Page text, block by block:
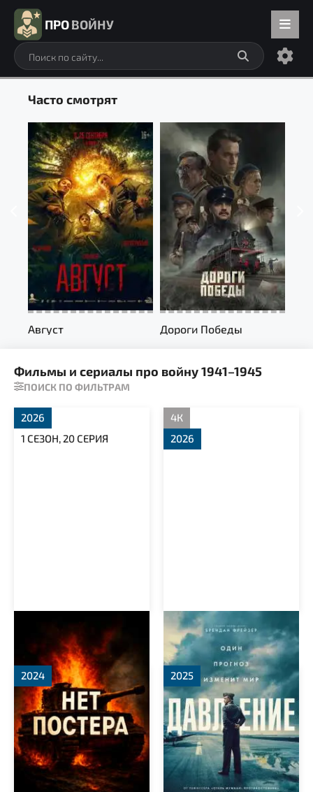
ПРОВОЙНУ
Часто смотрят
Август Дороги Победы
Фильмы и сериалы про войну 1941–1945
ПОИСК ПО ФИЛЬТРАМ
Вторая мировая война с
Томом Хэнксом
2026
1 СЕЗОН, 20 СЕРИЯ
Давление
4К
2026
2024 2025